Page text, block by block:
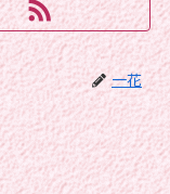
一花